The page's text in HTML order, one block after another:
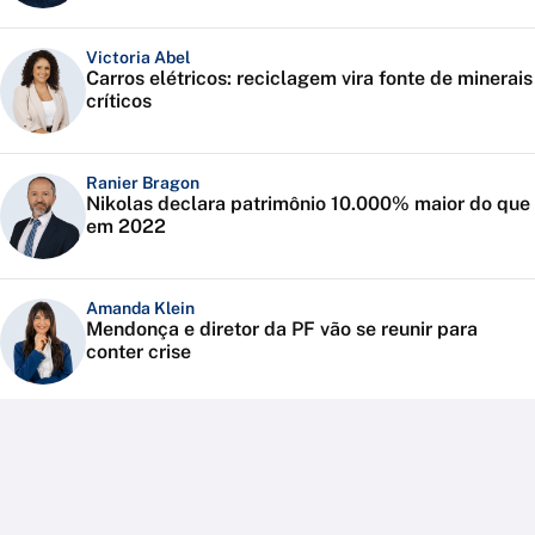
Victoria Abel
Carros elétricos: reciclagem vira fonte de minerais
críticos
Ranier Bragon
Nikolas declara patrimônio 10.000% maior do que
em 2022
Amanda Klein
Mendonça e diretor da PF vão se reunir para
conter crise